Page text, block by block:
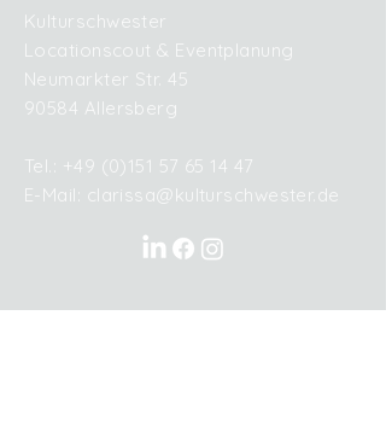
Kulturschwester
Locationscout & Eventplanung
Neumarkter Str. 45
90584 Allersberg
Tel.: +49 (0)151 57 65 14 47
E-Mail: clarissa@kulturschwester.de